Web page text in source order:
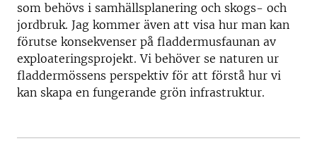
som behövs i samhällsplanering och skogs- och
jordbruk. Jag kommer även att visa hur man kan
förutse konsekvenser på fladdermusfaunan av
exploateringsprojekt. Vi behöver se naturen ur
fladdermössens perspektiv för att förstå hur vi
kan skapa en fungerande grön infrastruktur.